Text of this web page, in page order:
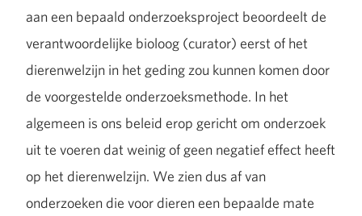
aan een bepaald onderzoeksproject beoordeelt de
verantwoordelijke bioloog (curator) eerst of het
dierenwelzijn in het geding zou kunnen komen door
de voorgestelde onderzoeksmethode. In het
algemeen is ons beleid erop gericht om onderzoek
uit te voeren dat weinig of geen negatief effect heeft
op het dierenwelzijn. We zien dus af van
onderzoeken die voor dieren een bepaalde mate